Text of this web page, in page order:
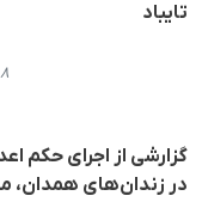
تایباد
۸ مرداد ۱۴۰۵، ۱۳:۰۳
در زندان‌های همدان،